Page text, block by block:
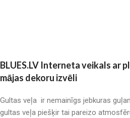
BLUES.LV Interneta veikals ar
mājas dekoru izvēli
Gultas veļa ir nemainīgs jebkuras
gultas veļa piešķir tai pareizo